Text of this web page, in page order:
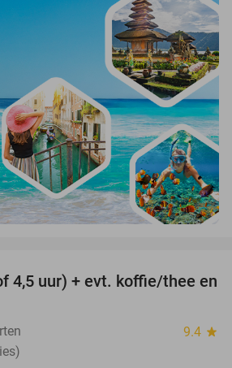
61%
4,5 uur) + evt. koffie/thee en
9.4 star